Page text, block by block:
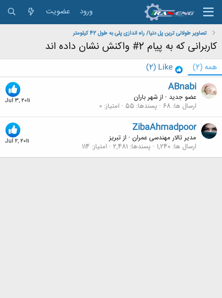
ورود عضویت
تصاویر طولانی ترین پل دنیا/ راه اندازی پلی به طول 42 کیلومتر
کاربرانی که به پیام 2# واکنش نشان داده اند
همه (2)
Like
(2)
Jul 3, 2011
ABnabi
عضو جدید · ازشهر باران
ارسال ها 68 پسندها 55 امتیاز 0
Jul 2, 2011
ZibaAhmadpoor
مدیر تالار مهندسی عمران · ازتبریز
ارسال ها 1,240 پسندها 2,481 امتیاز 114